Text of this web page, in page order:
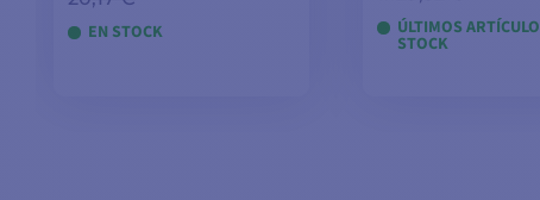
EN STOCK ÚLTIMOS
STOCK